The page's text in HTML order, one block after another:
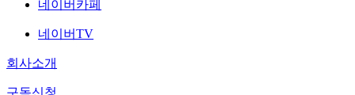
네이버카페
네이버TV
회사소개